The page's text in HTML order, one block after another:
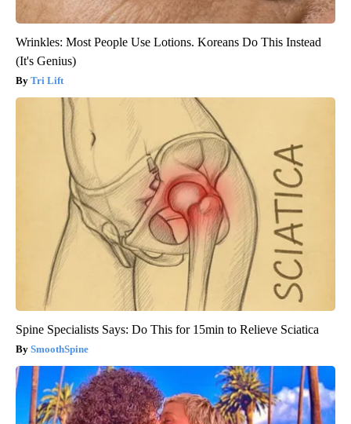
Wrinkles: Most People Use Lotions. Koreans Do This Instead
(It's Genius)
Tri Lift
Spine Specialists Says: Do This for 15min to Relieve Sciatica
SmoothSpine